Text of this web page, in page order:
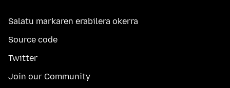
Salatu markaren erabilera okerra
Source code
Twitter
Join our Community